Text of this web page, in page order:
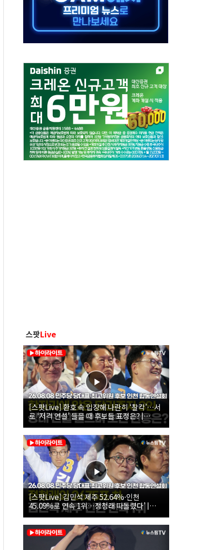
스팟Live
[스팟Live] 환호 속 입장해 나란히 ‘찰칵’…서
로 ‘저격 연설’ 들을 때 후보들 표정은? |
26.08.08 더불어민주당 당대표·최고위원 후
보 인천 합동연설회
[스팟Live] 김민석 제주 52.64%·인천
45.09%로 연속 1위…정청래 따돌렸다’ |
26.08.08 더불어민주당 당대표·최고위원 후
보 인천 합동연설회